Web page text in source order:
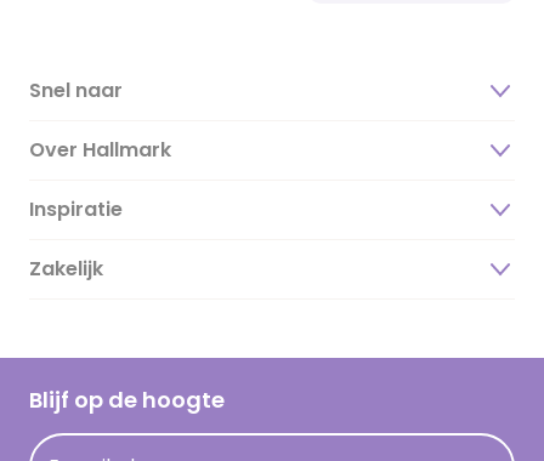
Snel naar
Over Hallmark
Over ons
Duurzaamheid
Hallmark Kaartclub
Acties
Inspiratie
Magazine
Cadeau inspiratie
Kaartinspiratie
Zakelijk
Blijf op de hoogte